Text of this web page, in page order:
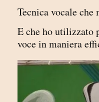
Tecnica vocale
E che ho utilizzato
voce in maniera